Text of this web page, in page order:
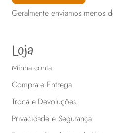
Geralmente enviamos menos
Loja
Minha conta
Compra e Entrega
Troca e Devoluções
Privacidade e Segurança